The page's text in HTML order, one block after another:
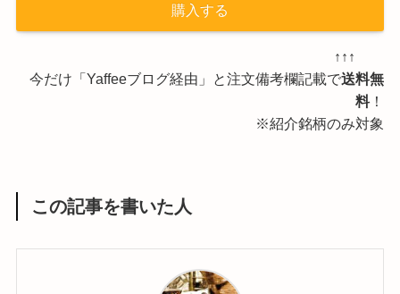
購入する
↑↑↑
今だけ「Yaffeeブログ経由」と注文備考欄記載で送料無
料！
※紹介銘柄のみ対象
この記事を書いた人